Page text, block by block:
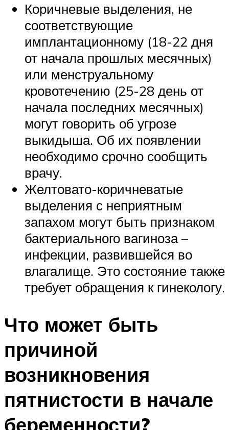
Коричневые выделения, не
соответствующие
имплантационному (18-22 дня
от начала прошлых месячных)
или менструальному
кровотечению (25-28 день от
начала последних месячных)
могут говорить об угрозе
выкидыша. Об их появлении
необходимо срочно сообщить
врачу.
Желтовато-коричневатые
выделения с неприятным
запахом могут быть признаком
бактериального вагиноза –
инфекции, развившейся во
влагалище. Это состояние также
требует обращения к гинекологу.
Что может быть
причиной
возникновения
пятнистости в начале
беременности?